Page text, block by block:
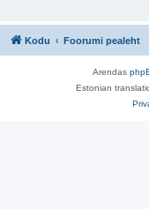
Kodu Foorumi pealeht
Arendas
Estonian